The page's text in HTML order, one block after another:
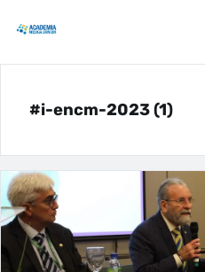
#i-encm-2023 (1)